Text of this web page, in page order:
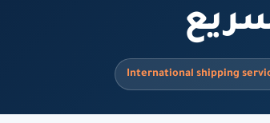
International shipping